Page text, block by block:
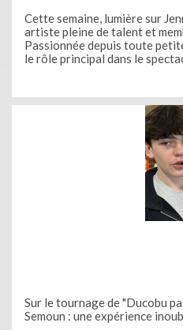
Cette semaine, lumière sur
artiste pleine de talent et
Passionnée depuis toute
le rôle principal dans le
Sur le tournage de "Ducobu
Semoun : une expérience